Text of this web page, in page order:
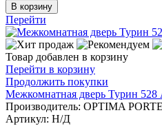
В корзину
Перейти
Товар добавлен в корзину
Перейти в корзину
Продолжить покупки
Межкомнатная дверь Турин
Производитель: OPTIMA PORTE
Артикул: Н/Д